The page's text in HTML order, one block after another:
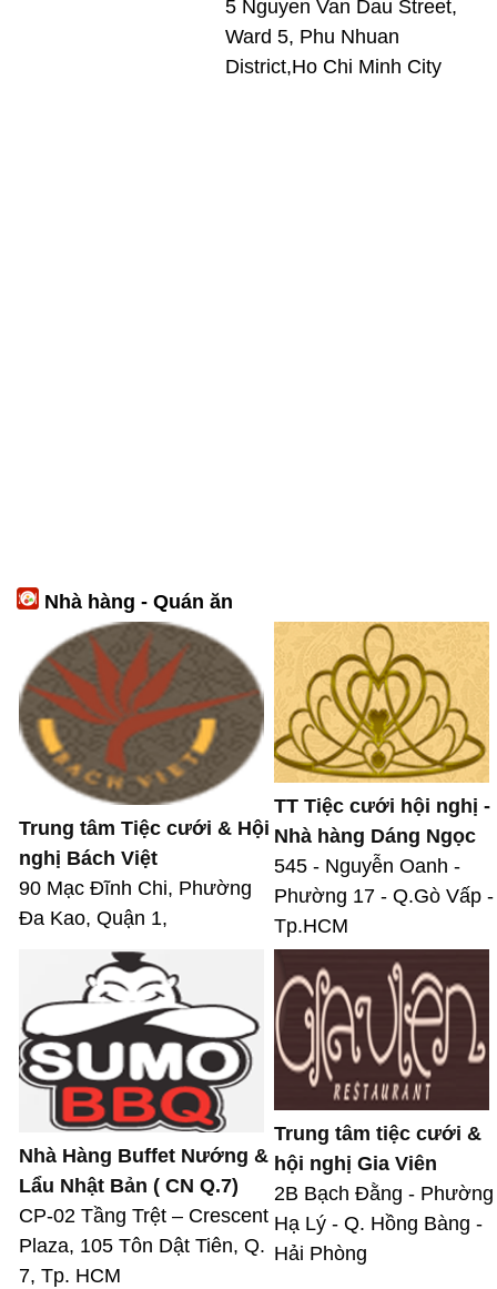
5 Nguyen Van Dau Street,
Ward 5, Phu Nhuan
District,Ho Chi Minh City
Nhà hàng - Quán ăn
Trung tâm Tiệc cưới & Hội
nghị Bách Việt
90 Mạc Đĩnh Chi, Phường
Đa Kao, Quận 1,
TT Tiệc cưới hội nghị -
Nhà hàng Dáng Ngọc
545 - Nguyễn Oanh -
Phường 17 - Q.Gò Vấp -
Tp.HCM
Nhà Hàng Buffet Nướng &
Lẩu Nhật Bản ( CN Q.7)
CP-02 Tầng Trệt – Crescent
Plaza, 105 Tôn Dật Tiên, Q.
7, Tp. HCM
Trung tâm tiệc cưới &
hội nghị Gia Viên
2B Bạch Đằng - Phường
Hạ Lý - Q. Hồng Bàng -
Hải Phòng